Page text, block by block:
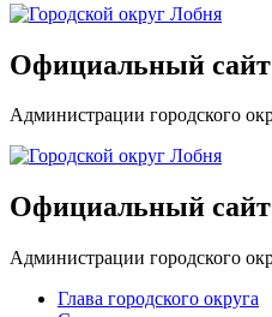
Официальный сайт
Администрации городского
Официальный сайт
Администрации городского
Глава городского округа